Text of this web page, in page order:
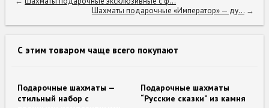
Шахматы подарочные «Император» — ду...→
С этим товаром чаще всего покупают
Подарочные шахматы —
стильный набор с
Подарочные шахматы
“Русские сказки” из камня